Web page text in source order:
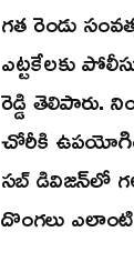
గత రెండు
ఎట్టకేలకు
రెడ్డి తెలిపారు.
చోరీకి
సబ్ డివిజన్‎లో
దొంగలు